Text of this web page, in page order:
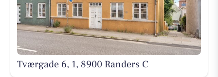
Tværgade 6, 1, 8900 Randers C